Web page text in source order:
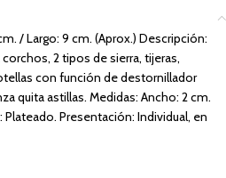
/ Largo: 9 cm. (Aprox.) Descripción:
2 tipos de sierra, tijeras,
con función de destornillador
quita astillas. Medidas: Ancho: 2 cm.
Presentación: Individual, en